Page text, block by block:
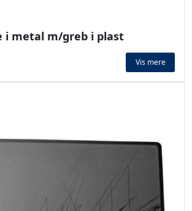
i metal m/greb i plast
Vis mere